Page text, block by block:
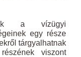
a vízügyi
egy része
tárgyalhatnak
viszont